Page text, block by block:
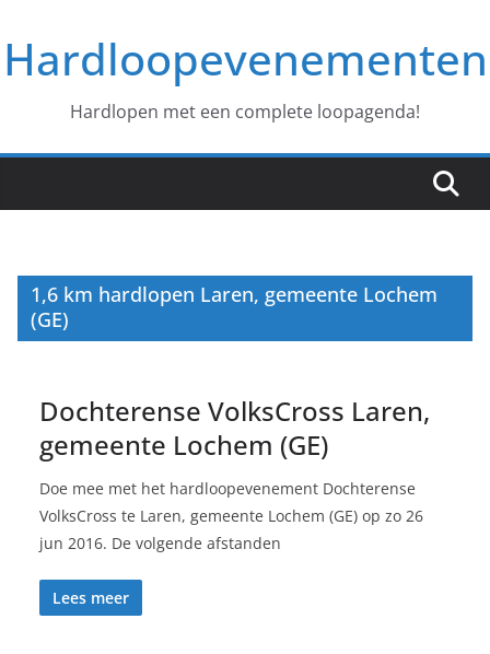
naar
deHardloopevenementen
Hardlopen met een complete loopagenda!
1,6 km hardlopen Laren, gemeente Lochem
(GE)
Dochterense VolksCross Laren,
gemeente Lochem (GE)
Doe mee met het hardloopevenement Dochterense
VolksCross te Laren, gemeente Lochem (GE) op zo 26
jun 2016. De volgende afstanden
Lees meer